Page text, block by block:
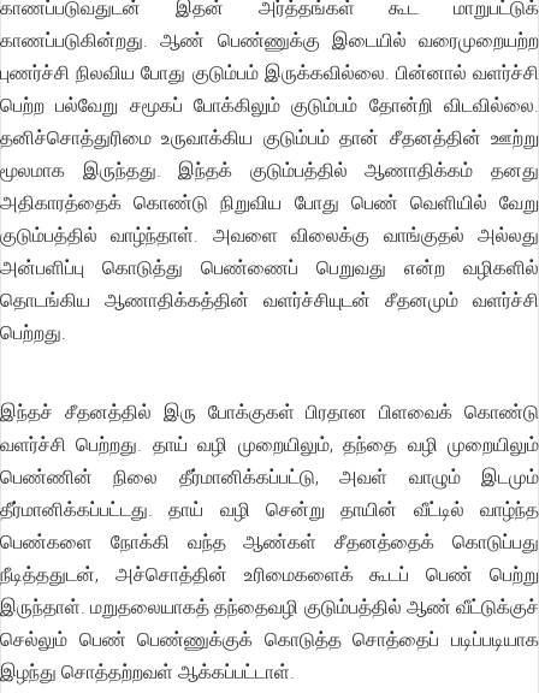
காணப்படுவதுடன் இதன் அர்த்தங்கள் கூட மாறுபட்டுக்
காணப்படுகின்றது. ஆண் பெண்ணுக்கு இடையில் வரைமுறையற்ற
புணர்ச்சி நிலவிய போது குடும்பம் இருக்கவில்லை. பின்னால் வளர்ச்சி
பெற்ற பல்வேறு சமூகப் போக்கிலும் குடும்பம் தோன்றி விடவில்லை.
தனிச்சொத்துரிமை உருவாக்கிய குடும்பம் தான் சீதனத்தின் ஊற்று
மூலமாக இருந்தது. இந்தக் குடும்பத்தில் ஆணாதிக்கம் தனது
அதிகாரத்தைக் கொண்டு நிறுவிய போது பெண் வெளியில் வேறு
குடும்பத்தில் வாழ்ந்தாள். அவளை விலைக்கு வாங்குதல் அல்லது
அன்பளிப்பு கொடுத்து பெண்ணைப் பெறுவது என்ற வழிகளில்
தொடங்கிய ஆணாதிக்கத்தின் வளர்ச்சியுடன் சீதனமும் வளர்ச்சி
பெற்றது.
இந்தச் சீதனத்தில் இரு போக்குகள் பிரதான பிளவைக் கொண்டு
வளர்ச்சி பெற்றது. தாய் வழி முறையிலும், தந்தை வழி முறையிலும்
பெண்ணின் நிலை தீர்மானிக்கப்பட்டு, அவள் வாழும் இடமும்
தீர்மானிக்கப்பட்டது. தாய் வழி சென்று தாயின் வீட்டில் வாழ்ந்த
பெண்களை நோக்கி வந்த ஆண்கள் சீதனத்தைக் கொடுப்பது
நீடித்ததுடன், அச்சொத்தின் உரிமைகளைக் கூடப் பெண் பெற்று
இருந்தாள். மறுதலையாகத் தந்தைவழி குடும்பத்தில் ஆண் வீட்டுக்குச்
செல்லும் பெண் பெண்ணுக்குக் கொடுத்த சொத்தைப் படிப்படியாக
இழந்து சொத்தற்றவள் ஆக்கப்பட்டாள்.